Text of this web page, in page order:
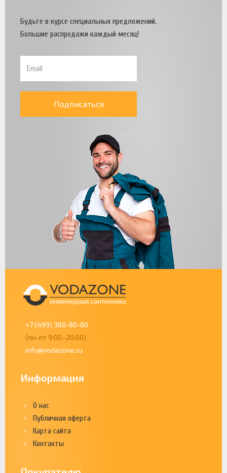
Будьте в курсе специальных предложений.
Большие распродажи каждый месяц!
Подписаться
+7 (499) 380-80-80
(пн-пт 9:00–20:00)
info@vodazone.ru
Информация
О нас
Публичная оферта
Карта сайта
Контакты